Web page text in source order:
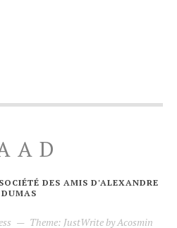
DES AMIS D'ALEXANDRE
DUMAS
— Theme: JustWrite by Acosmin